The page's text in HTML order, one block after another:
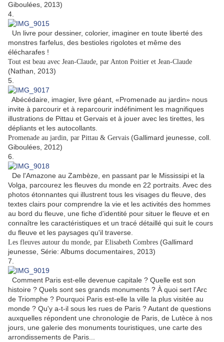
Giboulées, 2013)
4.
Un livre pour dessiner, colorier, imaginer en toute liberté des
monstres farfelus, des bestioles rigolotes et même des
élécharafes !
Tout est beau avec Jean-Claude, par Anton Poitier et Jean-Claude
(Nathan, 2013)
5.
Abécédaire, imagier, livre géant, «Promenade au jardin» nous
invite à parcourir et à reparcourir indéfiniment les magnifiques
illustrations de Pittau et Gervais et à jouer avec les tirettes, les
dépliants et les autocollants.
Promenade au jardin, par Pittau & Gervais (Gallimard jeunesse, coll.
Giboulées, 2012)
6.
De l'Amazone au Zambèze, en passant par le Mississipi et la
Volga, parcourez les fleuves du monde en 22 portraits. Avec des
photos étonnantes qui illustrent tous les visages du fleuve, des
textes clairs pour comprendre la vie et les activités des hommes
au bord du fleuve, une fiche d'identité pour situer le fleuve et en
connaître les caractéristiques et un tracé détaillé qui suit le cours
du fleuve et les paysages qu'il traverse.
Les fleuves autour du monde, par Elisabeth Combres (Gallimard
jeunesse, Série: Albums documentaires, 2013)
7.
Comment Paris est-elle devenue capitale ? Quelle est son
histoire ? Quels sont ses grands monuments ? À quoi sert l'Arc
de Triomphe ? Pourquoi Paris est-elle la ville la plus visitée au
monde ? Qu'y a-t-il sous les rues de Paris ? Autant de questions
auxquelles répondent une chronologie de Paris, de Lutèce à nos
jours, une galerie des monuments touristiques, une carte des
arrondissements de Paris...